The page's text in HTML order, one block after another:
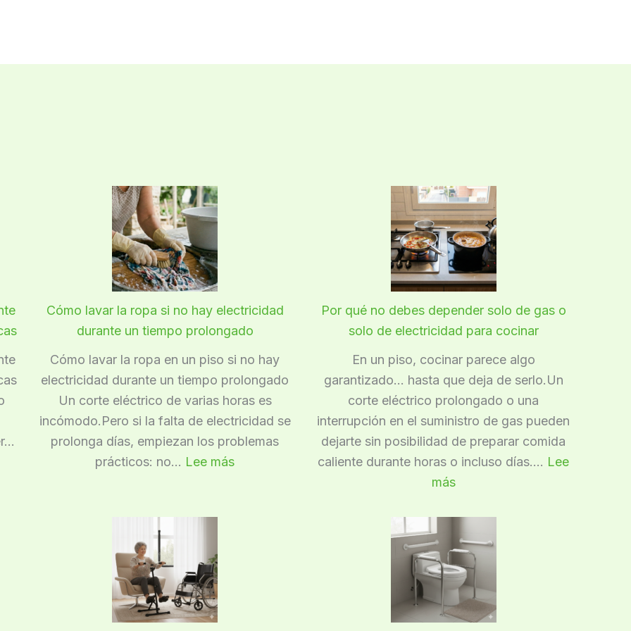
Cómo lavar la ropa si no hay electricidad
durante un tiempo prolongado
Cómo lavar la ropa en un piso si no hay
electricidad durante un tiempo prolongado
Un corte eléctrico de varias horas es
incómodo.Pero si la falta de electricidad se
prolonga días, empiezan los problemas
prácticos: no… Lee más:
Por qué no debes depender solo de gas o
solo de electricidad para cocinar
En un piso, cocinar parece algo
garantizado… hasta que deja de serlo.Un
corte eléctrico prolongado o una
interrupción en el suministro de gas pueden
dejarte sin posibilidad de preparar comida
caliente durante horas o incluso días…. Lee
más:
no
debes
depender
solo
de